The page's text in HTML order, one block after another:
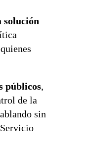
solución
públicos,
de la
sin